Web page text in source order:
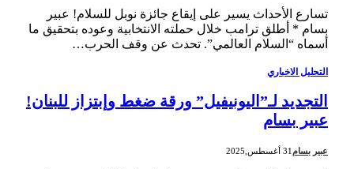
تسارع الأحداث يسير على إيقاع جائزة نوبل للسلام! عبير
بسام * أطلق ترامب خلال حملته الانتخابية وعوده بتحقيق ما
أسماه “السلام العالمي”. تحدث عن وقف الحرب…
التحليل الاخباري
التجديد لـ”اليونيفيل” ورقة ضغط وإبتزاز للبنان!
عبير بسام
عبير بسام31 أغسطس,2025